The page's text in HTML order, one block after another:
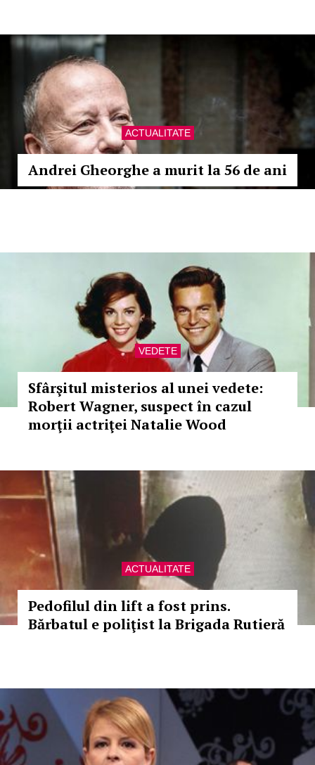
ACTUALITATE
Andrei Gheorghe a murit la 56 de ani
VEDETE
Sfârşitul misterios al unei vedete:
Robert Wagner, suspect în cazul
morţii actriţei Natalie Wood
ACTUALITATE
Pedofilul din lift a fost prins.
Bărbatul e poliţist la Brigada Rutieră